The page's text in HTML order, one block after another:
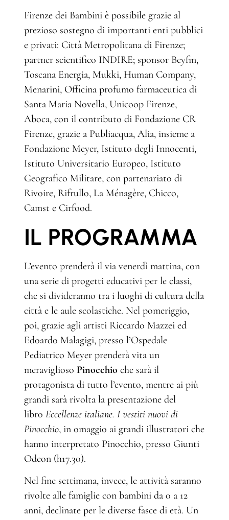
Firenze dei Bambini è possibile grazie al
prezioso sostegno di importanti enti pubblici
e privati: Città Metropolitana di Firenze;
partner scientifico INDIRE; sponsor Beyfin,
Toscana Energia, Mukki, Human Company,
Menarini, Officina profumo farmaceutica di
Santa Maria Novella, Unicoop Firenze,
Aboca, con il contributo di Fondazione CR
Firenze, grazie a Publiacqua, Alia, insieme a
Fondazione Meyer, Istituto degli Innocenti,
Istituto Universitario Europeo, Istituto
Geografico Militare, con partenariato di
Rivoire, Rifrullo, La Ménagère, Chicco,
Camst e Cirfood.
IL PROGRAMMA
L’evento prenderà il via venerdì mattina, con
una serie di progetti educativi per le classi,
che si divideranno tra i luoghi di cultura della
città e le aule scolastiche. Nel pomeriggio,
poi, grazie agli artisti Riccardo Mazzei ed
Edoardo Malagigi, presso l’Ospedale
Pediatrico Meyer prenderà vita un
meraviglioso Pinocchio che sarà il
protagonista di tutto l’evento, mentre ai più
grandi sarà rivolta la presentazione del
libro Eccellenze italiane. I vestiti nuovi di
Pinocchio, in omaggio ai grandi illustratori che
hanno interpretato Pinocchio, presso Giunti
Odeon (h17.30).
Nel fine settimana, invece, le attività saranno
rivolte alle famiglie con bambini da 0 a 12
anni, declinate per le diverse fasce di età. Un